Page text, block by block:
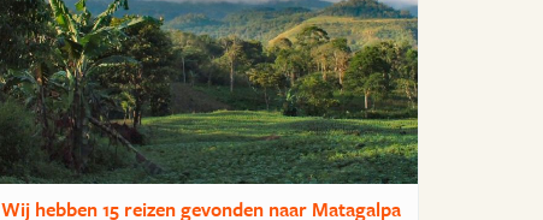
Wij hebben15 reizengevonden naar Matagalpa